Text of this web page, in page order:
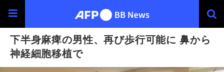
下半身麻痺の男性、再び歩行可能に 鼻から
神経細胞移植で